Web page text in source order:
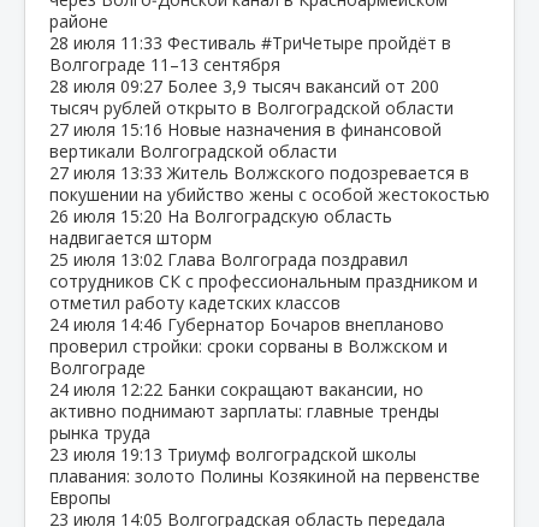
районе
28 июля 11:33 Фестиваль #ТриЧетыре пройдёт в
Волгограде 11–13 сентября
28 июля 09:27 Более 3,9 тысяч вакансий от 200
тысяч рублей открыто в Волгоградской области
27 июля 15:16 Новые назначения в финансовой
вертикали Волгоградской области
27 июля 13:33 Житель Волжского подозревается в
покушении на убийство жены с особой жестокостью
26 июля 15:20 На Волгоградскую область
надвигается шторм
25 июля 13:02 Глава Волгограда поздравил
сотрудников СК с профессиональным праздником и
отметил работу кадетских классов
24 июля 14:46 Губернатор Бочаров внепланово
проверил стройки: сроки сорваны в Волжском и
Волгограде
24 июля 12:22 Банки сокращают вакансии, но
активно поднимают зарплаты: главные тренды
рынка труда
23 июля 19:13 Триумф волгоградской школы
плавания: золото Полины Козякиной на первенстве
Европы
23 июля 14:05 Волгоградская область передала